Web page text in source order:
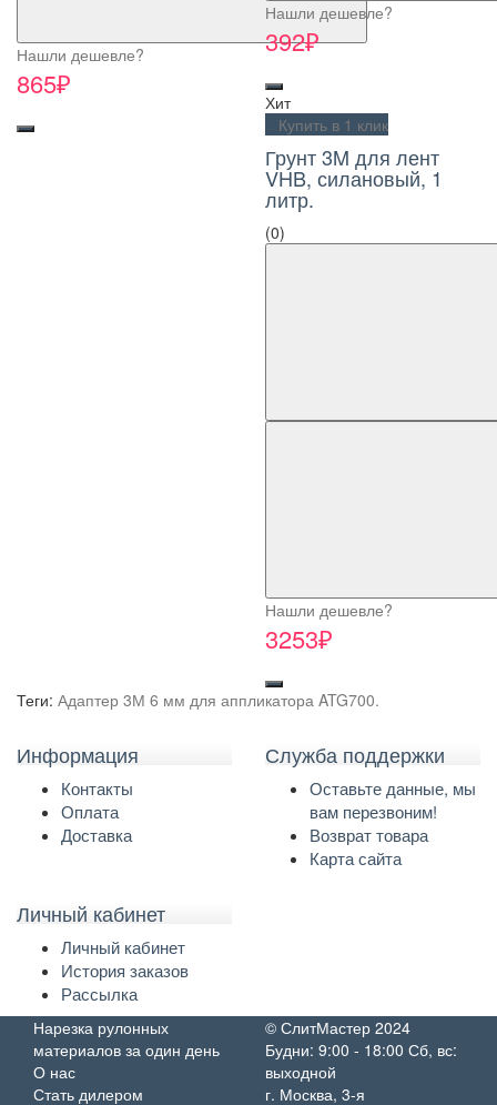
Нашли дешевле?
865₽
Нашли дешевле?
392₽
Хит
Купить в 1 клик
Грунт 3M для лент
VHB, силановый, 1
литр.
(0)
Нашли дешевле?
3253₽
Теги: Адаптер 3М 6 мм для аппликатора ATG700.
Информация
Контакты
Оплата
Доставка
Служба поддержки
Оставьте данные, мы
вам перезвоним!
Возврат товара
Карта сайта
Личный кабинет
Личный кабинет
История заказов
Рассылка
Нарезка рулонных
материалов за один день
О нас
Стать дилером
© СлитМастер 2024
Будни: 9:00 - 18:00 Сб, вс:
выходной
г. Москва, 3-я